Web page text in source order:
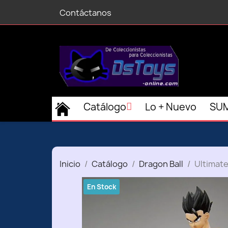
Contáctanos
Catálogo Lo + Nuevo
Inicio Catálogo Dragon Ball
En Stock